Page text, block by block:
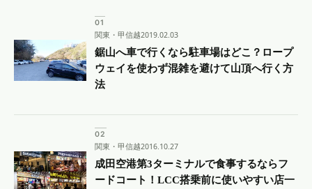
関東・甲信越2019.02.03
鋸山へ車で行くなら駐車場はどこ？ロープ
ウェイを使わず混雑を避けて山頂へ行く方
法
関東・甲信越2016.10.27
成田空港第3ターミナルで食事するならフ
ードコート！LCC搭乗前に使いやすい店一